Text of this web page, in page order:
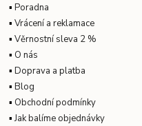
▪Poradna
▪Vrácení a reklamace
▪Věrnostní sleva 2 %
▪ O nás
▪Doprava a platba
▪Blog
▪ Obchodní podmínky
▪Jak balíme objednávky